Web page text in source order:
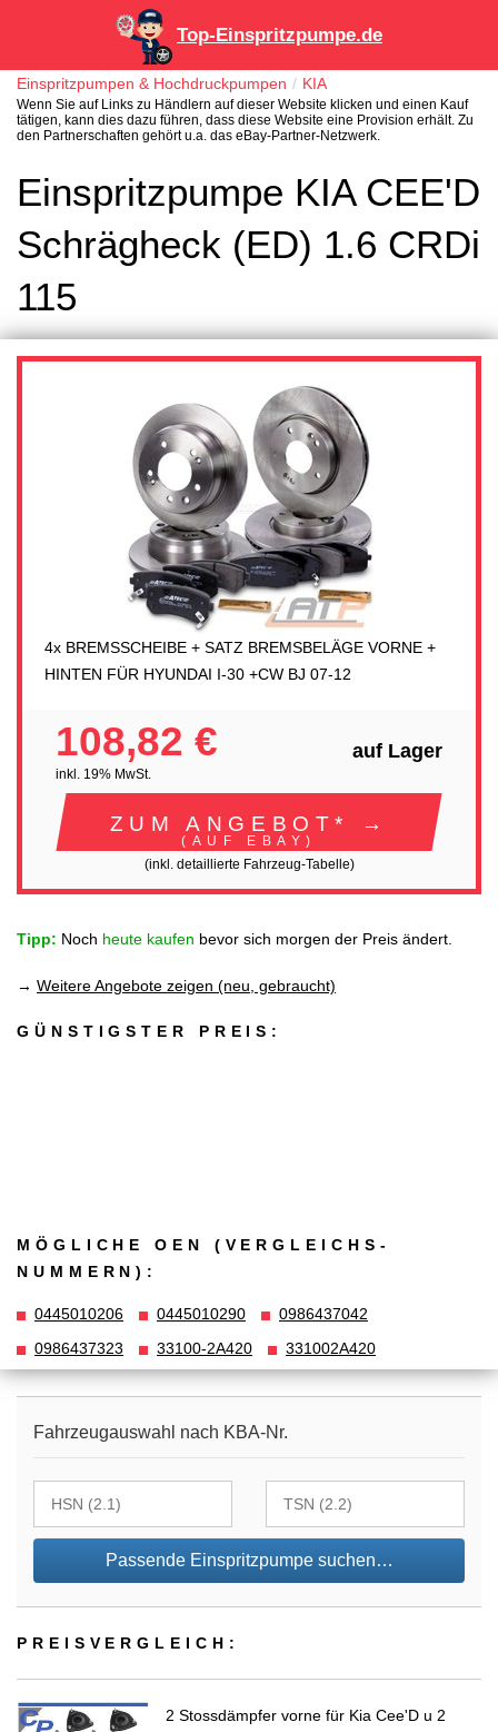
Top-Einspritzpumpe.de
Einspritzpumpen & Hochdruckpumpen KIA
Wenn Sie auf Links zu Händlern auf dieser Website klicken und einen Kauf
tätigen, kann dies dazu führen, dass diese Website eine Provision erhält. Zu
den Partnerschaften gehört u.a. das eBay-Partner-Netzwerk.
Einspritzpumpe KIA CEE'D
Schrägheck (ED) 1.6 CRDi
115
4x BREMSSCHEIBE + SATZ BREMSBELÄGE VORNE +
HINTEN FÜR HYUNDAI I-30 +CW BJ 07-12
108,82 €
inkl. 19% MwSt.
auf Lager
ZUM ANGEBOT* →
(AUF EBAY)
(inkl. detaillierte Fahrzeug-Tabelle)
Tipp: Noch heute kaufen bevor sich morgen der Preis ändert.
→ Weitere Angebote zeigen (neu, gebraucht)
GÜNSTIGSTER PREIS:
MÖGLICHE OEN (VERGLEICHS­
NUMMERN):
0445010206 0445010290
0986437042
0986437323
33100-2A420 331002A420
Fahrzeugauswahl nach KBA-Nr.
Passende Einspritzpumpe suchen…
PREIS­VER­GLEICH:
2 Stossdämpfer vorne für Kia Cee'D u 2